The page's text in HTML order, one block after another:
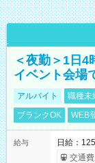
＜夜勤＞1日4
イベント会場
アルバイト 職種未
ブランクOK
WEB
給与
日給：
交通